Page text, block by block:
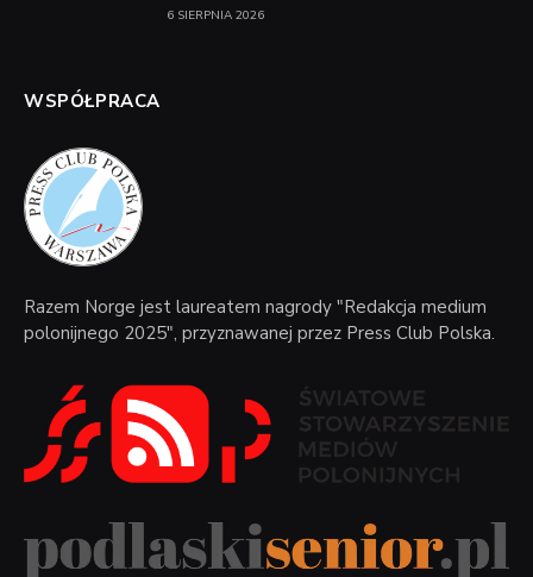
6 SIERPNIA 2026
WSPÓŁPRACA
Razem Norge jest laureatem nagrody "Redakcja medium
polonijnego 2025", przyznawanej przez Press Club Polska.